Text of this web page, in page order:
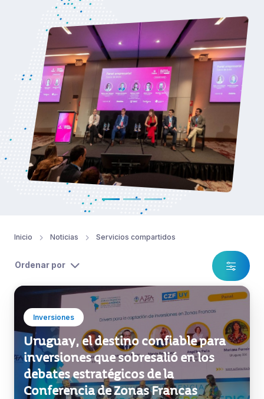
Ver noticia
Inicio Noticias Servicios compartidos
Ordenar por
Inversiones
Uruguay, el destino confiable para
inversiones que sobresalió en los
debates estratégicos de la
Conferencia de Zonas Francas
Inversiones